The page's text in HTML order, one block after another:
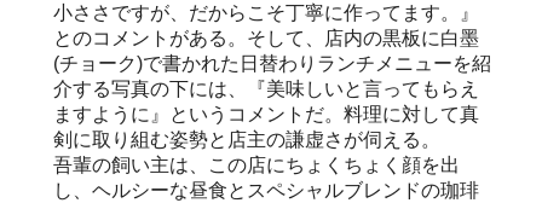
小ささですが、だからこそ丁寧に作ってます。』
とのコメントがある。そして、店内の黒板に白墨
(チョーク)で書かれた日替わりランチメニューを紹
介する写真の下には、『美味しいと言ってもらえ
ますように』というコメントだ。料理に対して真
剣に取り組む姿勢と店主の謙虚さが伺える。
吾輩の飼い主は、この店にちょくちょく顔を出
し、ヘルシーな昼食とスペシャルブレンドの珈琲